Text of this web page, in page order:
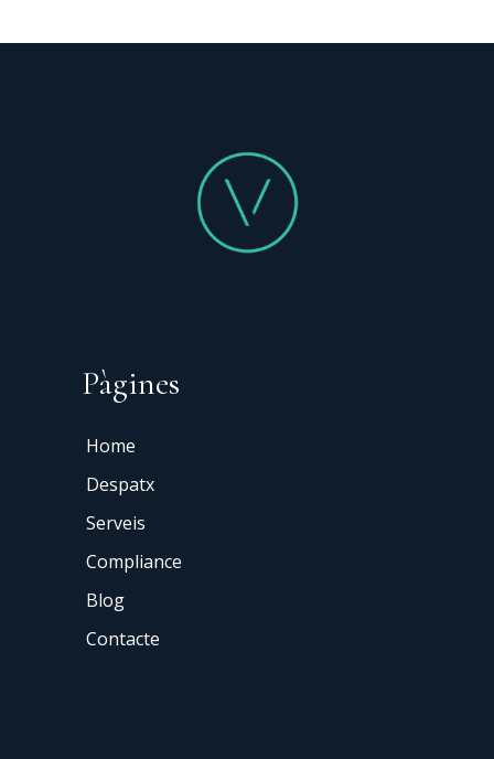
Pàgines
Home
Despatx
Serveis
Compliance
Blog
Contacte